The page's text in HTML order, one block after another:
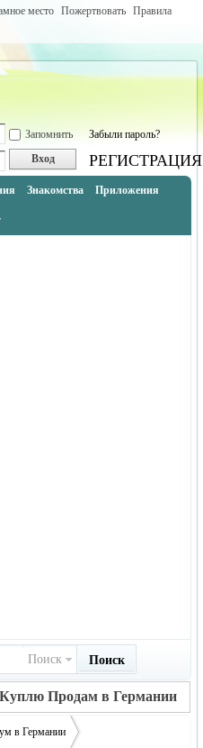
место Пожертвовать Правила
Запомнить Забыли пароль?
Вход РЕГИСТРАЦИЯ
Знакомства Приложения
Поиск Поиск
Продам в Германии
в Германии